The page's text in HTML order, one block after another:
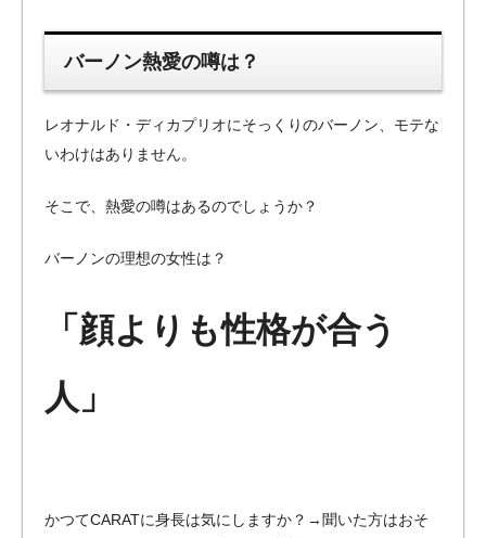
バーノン熱愛の噂は？
レオナルド・ディカプリオにそっくりのバーノン、モテな
いわけはありません。
そこで、熱愛の噂はあるのでしょうか？
バーノンの理想の女性は？
「顔よりも性格が合う
人」
かつてCARATに身長は気にしますか？→聞いた方はおそ